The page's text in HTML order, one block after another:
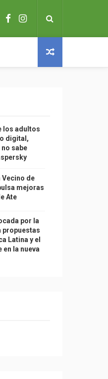
los adultos
digital,
sabe
Vecino de
mejoras
Ate
por la
propuestas
Latina y el
en la nueva